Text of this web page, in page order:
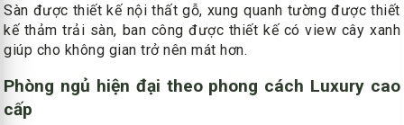
Sàn được thiết kế nội thất gỗ, xung quanh tường được thiết
kế thảm trải sàn, ban công được thiết kế có view cây xanh
giúp cho không gian trở nên mát hơn.
Phòng ngủ hiện đại theo phong cách Luxury cao
cấp